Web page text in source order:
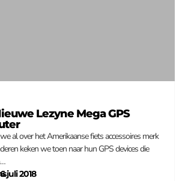
Lezyne Mega GPS
al over het Amerikaanse fiets accessoires merk
keken we toen naar hun GPS devices die
–
6 juli 2018